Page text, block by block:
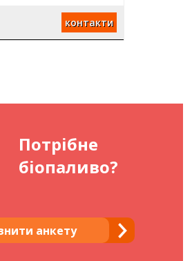
контакти
Потрібне
біопаливо?
анкету